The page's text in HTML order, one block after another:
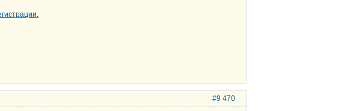
#9 470